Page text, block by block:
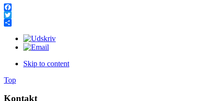
Facebook
Twitter
Skip to content
Top
Kontakt